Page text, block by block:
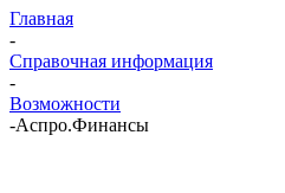
Главная
-
Справочная информация
-
Возможности
-Аспро.Финансы